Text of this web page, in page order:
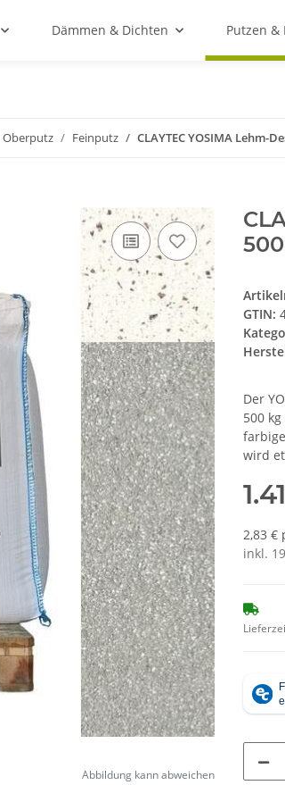
Dämmen & Dichten Putzen &
Oberputz Feinputz CLAYTEC YOSIMA Lehm-
Abbildung kann abweichen
GTIN:
Der
500
wird
2,83 €
inkl.